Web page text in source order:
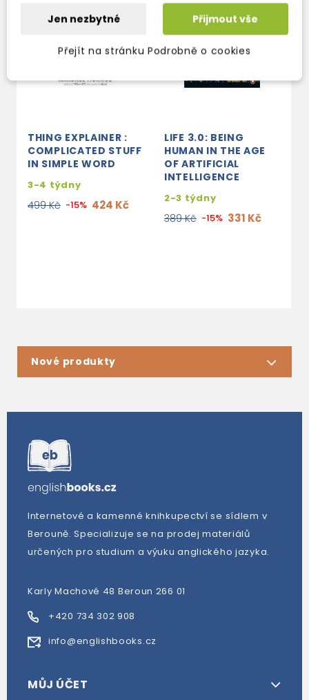
THING EXPLAINER :
COMPLICATED STUFF
IN SIMPLE WORD
3-4 týdny
499 Kč -15% 424 Kč
LIFE 3.0: BEING
HUMAN IN THE AGE
OF ARTIFICIAL
INTELLIGENCE
2-3 týdny
389 Kč -15% 331 Kč
Nové produkty
Internetové a kamenné knihkupectví se sídlem v
Berouně. Specializuje se na prodej materiálů
určených pro studium a výuku anglického jazyka.
Karly Machové 48 Beroun 266 01
+420 734 302 908
info@englishbooks.cz
MŮJ ÚČET
Jen nezbytné Přijmout vše
Přejít na stránku Podrobně o cookies